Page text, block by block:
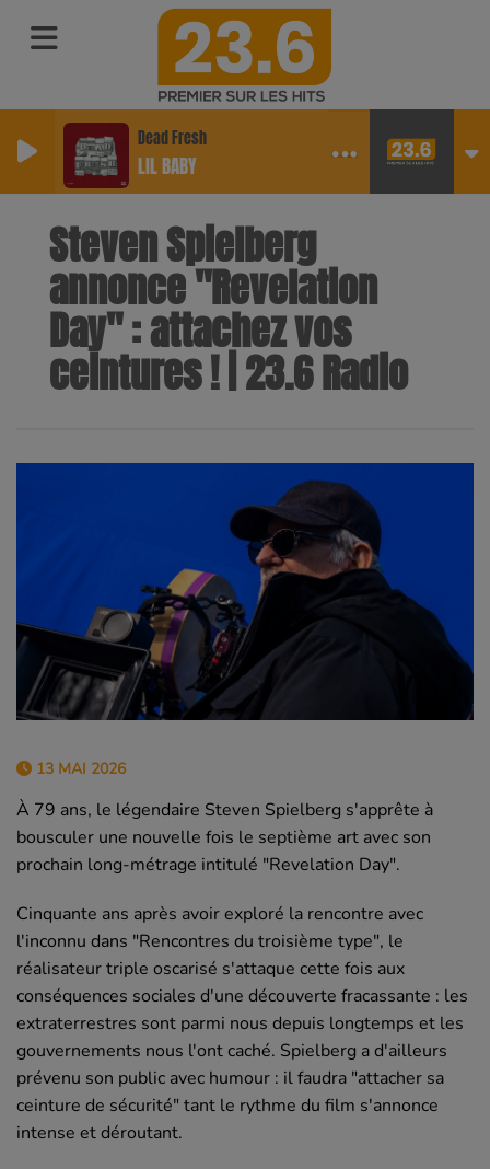
Dead Fresh
LIL BABY
Steven Spielberg
annonce "Revelation
Day" : attachez vos
ceintures ! | 23.6 Radio
13 MAI 2026
À 79 ans, le légendaire Steven Spielberg s'apprête à
bousculer une nouvelle fois le septième art avec son
prochain long-métrage intitulé "Revelation Day".
Cinquante ans après avoir exploré la rencontre avec
l'inconnu dans "Rencontres du troisième type", le
réalisateur triple oscarisé s'attaque cette fois aux
conséquences sociales d'une découverte fracassante : les
extraterrestres sont parmi nous depuis longtemps et les
gouvernements nous l'ont caché. Spielberg a d'ailleurs
prévenu son public avec humour : il faudra "attacher sa
ceinture de sécurité" tant le rythme du film s'annonce
intense et déroutant.